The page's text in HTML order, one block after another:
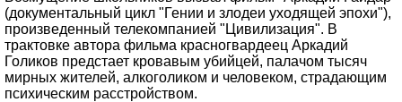
(документальный цикл "Гении и злодеи уходящей эпохи"),
произведенный телекомпанией "Цивилизация". В
трактовке автора фильма красногвардеец Аркадий
Голиков предстает кровавым убийцей, палачом тысяч
мирных жителей, алкоголиком и человеком, страдающим
психическим расстройством.